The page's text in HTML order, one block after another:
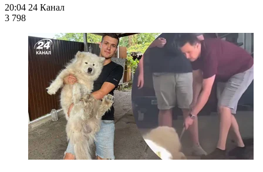
20:04 24 Канал
3 798